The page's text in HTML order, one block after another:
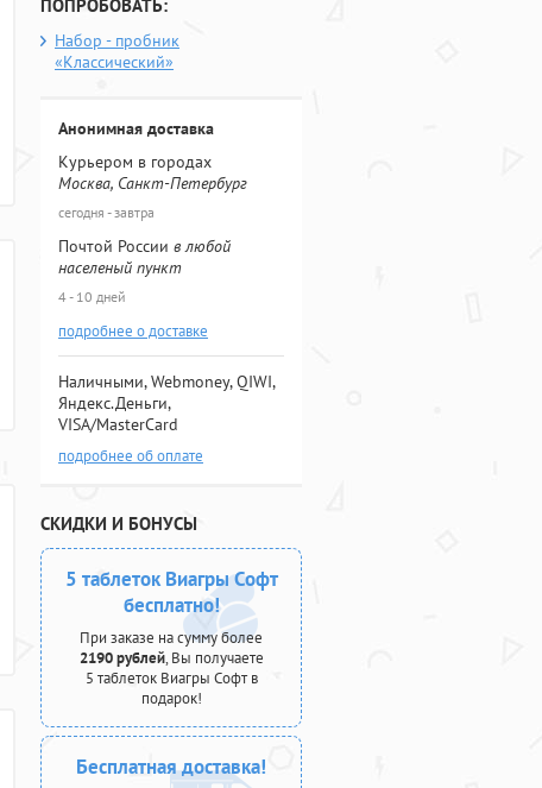
ПОПРОБОВАТЬ:
Набор - пробник
«Классический»
Анонимная доставка
Курьером в городах
Москва, Санкт-Петербург
сегодня - завтра
Почтой России в любой
населеный пункт
4 - 10 дней
подробнее о доставке
Наличными, Webmoney, QIWI,
Яндекс.Деньги,
VISA/MasterCard
подробнее об оплате
СКИДКИ И БОНУСЫ
5 таблеток Виагры Софт
бесплатно!
При заказе на сумму более
2190 рублей, Вы получаете
5 таблеток Виагры Софт в
подарок!
Бесплатная доставка!